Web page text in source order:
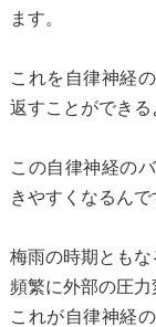
ます。
これを自律神経
返すことができる
この自律神経の
きやすくなるんで
梅雨の時期とも
頻繁に外部の圧力
これが自律神経